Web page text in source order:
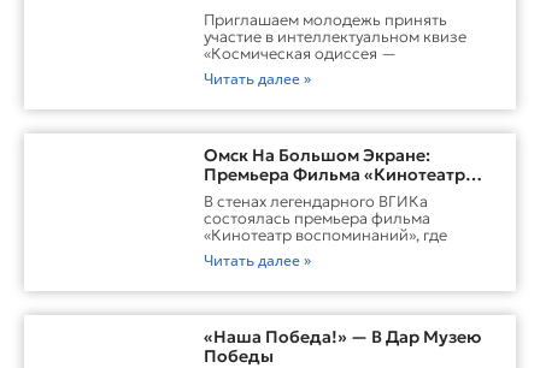
Приглашаем молодежь принять
участие в интеллектуальном квизе
«Космическая одиссея —
Читать далее »
Омск На Большом Экране:
Премьера Фильма «Кинотеатр
Воспоминаний»
В стенах легендарного ВГИКа
состоялась премьера фильма
«Кинотеатр воспоминаний», где
Читать далее »
«Наша Победа!» — В Дар Музею
Победы